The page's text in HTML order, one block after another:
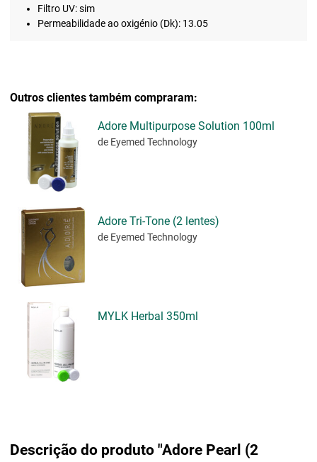
Filtro UV: sim
Permeabilidade ao oxigénio (Dk): 13.05
Outros clientes também compraram:
Adore Multipurpose Solution 100ml
de Eyemed Technology
Adore Tri-Tone (2 lentes)
de Eyemed Technology
MYLK Herbal 350ml
Descrição do produto "Adore Pearl (2